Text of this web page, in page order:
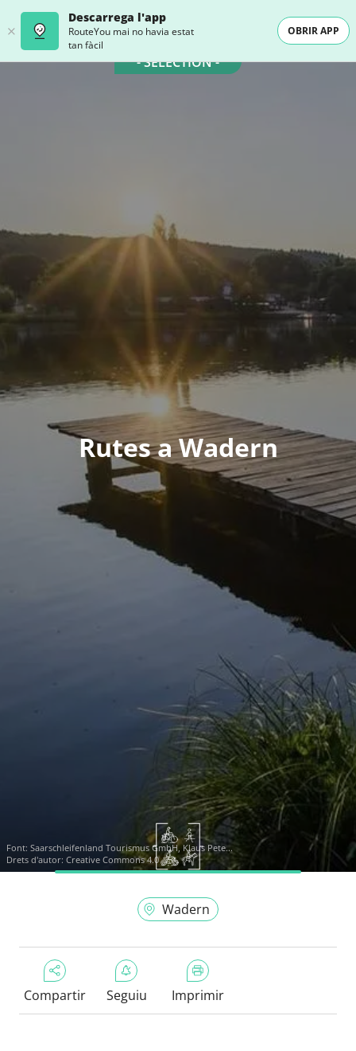
Descarrega l'app
RouteYou mai no havia estat
tan fàcil
OBRIR APP
- SELECTION -
Rutes a Wadern
Font: Saarschleifenland Tourismus GmbH, Klaus Pete...
Drets d'autor: Creative Commons 4.0
Wadern
Compartir Seguiu Imprimir